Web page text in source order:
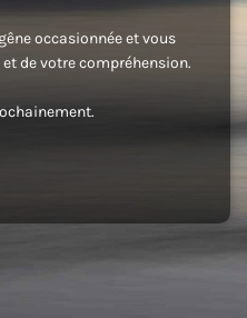
occasionnée et vous
de votre compréhension.